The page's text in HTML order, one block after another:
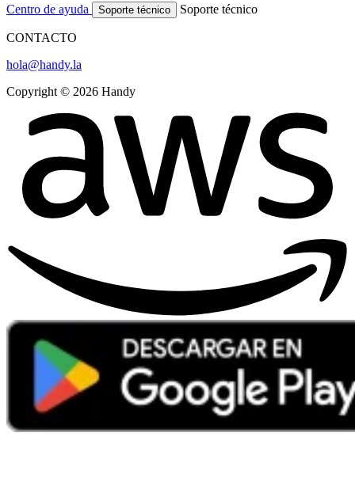
Centro de ayuda Soporte técnico Soporte técnico
CONTACTO
hola@handy.la
Copyright © 2026 Handy